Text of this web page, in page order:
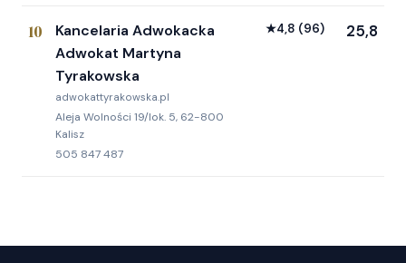
10
Kancelaria Adwokacka
Adwokat Martyna
Tyrakowska
adwokattyrakowska.pl
Aleja Wolności 19/lok. 5, 62-800
Kalisz
505 847 487
★4,8 (96) 25,8